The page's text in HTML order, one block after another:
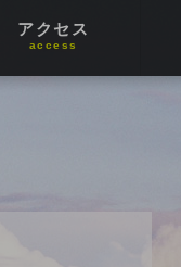
アクセス
access